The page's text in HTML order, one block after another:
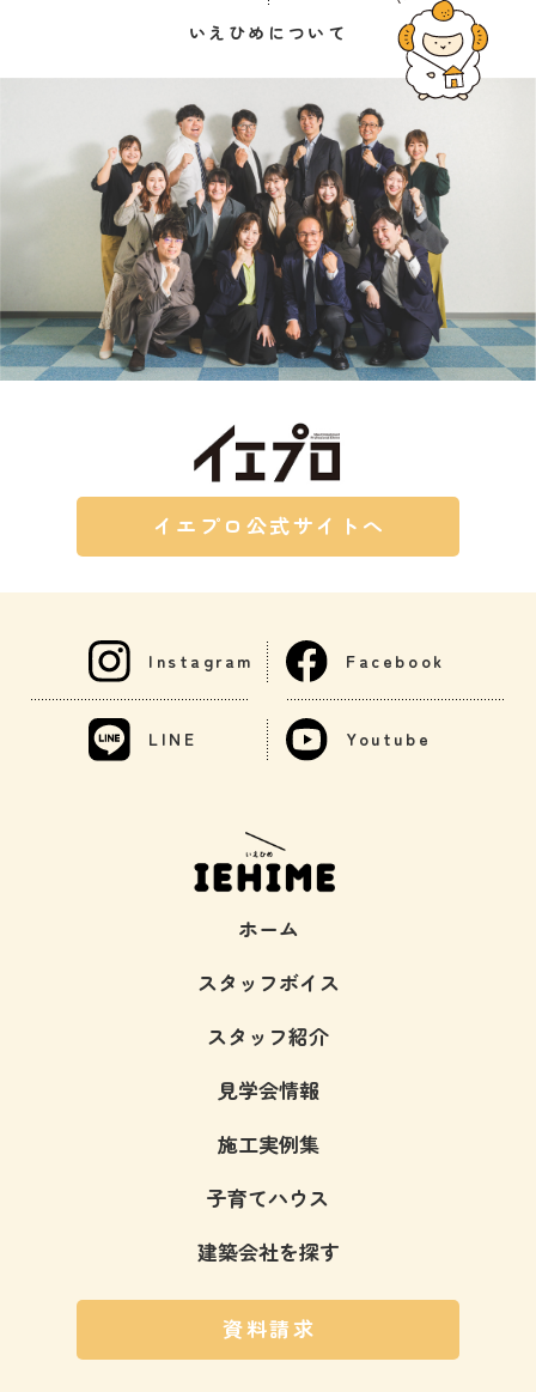
いえひめについて
イエプロ公式サイトへ
ホーム
スタッフボイス
スタッフ紹介
見学会情報
施工実例集
子育てハウス
建築会社を探す
資料請求
Instagram Facebook
LINE Youtube